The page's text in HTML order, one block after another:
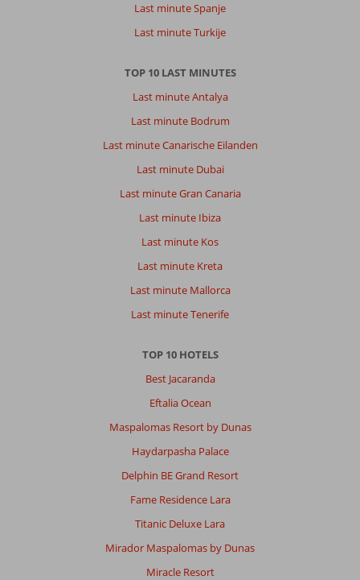
Last minute Spanje
Last minute Turkije
TOP 10 LAST MINUTES
Last minute Antalya
Last minute Bodrum
Last minute Canarische Eilanden
Last minute Dubai
Last minute Gran Canaria
Last minute Ibiza
Last minute Kos
Last minute Kreta
Last minute Mallorca
Last minute Tenerife
TOP 10 HOTELS
Best Jacaranda
Eftalia Ocean
Maspalomas Resort by Dunas
Haydarpasha Palace
Delphin BE Grand Resort
Fame Residence Lara
Titanic Deluxe Lara
Mirador Maspalomas by Dunas
Miracle Resort